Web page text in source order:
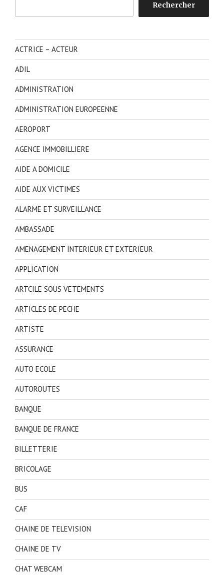
Rechercher
ACTRICE – ACTEUR
ADIL
ADMINISTRATION
ADMINISTRATION EUROPEENNE
AEROPORT
AGENCE IMMOBILLIERE
AIDE A DOMICILE
AIDE AUX VICTIMES
ALARME ET SURVEILLANCE
AMBASSADE
AMENAGEMENT INTERIEUR ET EXTERIEUR
APPLICATION
ARTCILE SOUS VETEMENTS
ARTICLES DE PECHE
ARTISTE
ASSURANCE
AUTO ECOLE
AUTOROUTES
BANQUE
BANQUE DE FRANCE
BILLETTERIE
BRICOLAGE
BUS
CAF
CHAINE DE TELEVISION
CHAINE DE TV
CHAT WEBCAM